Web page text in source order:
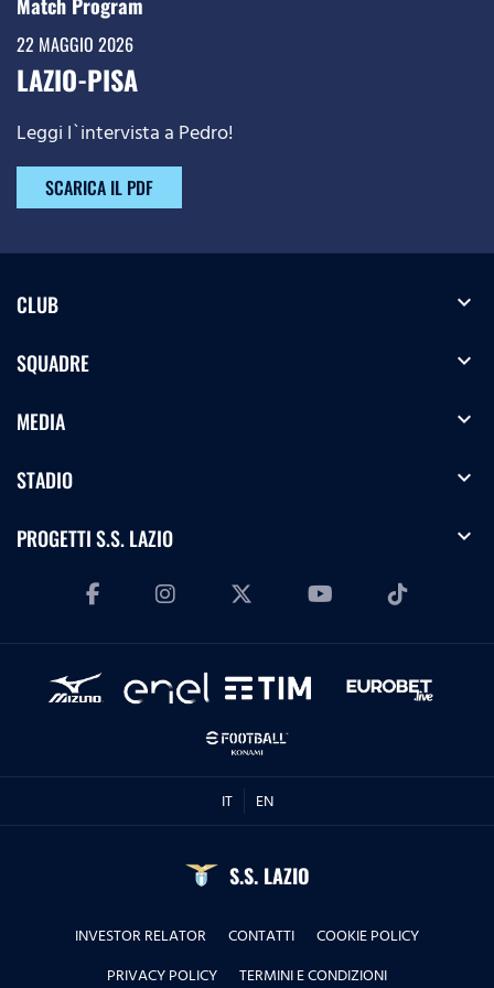
Match Program
22 MAGGIO 2026
LAZIO-PISA
Leggi l`intervista a Pedro!
SCARICA IL PDF
CLUB expand_more
SQUADRE expand_more
MEDIA expand_more
STADIO expand_more
PROGETTI S.S. LAZIO expand_more
IT EN
S.S. LAZIO
INVESTOR RELATOR CONTATTI
COOKIE POLICY
PRIVACY POLICY
TERMINI E CONDIZIONI